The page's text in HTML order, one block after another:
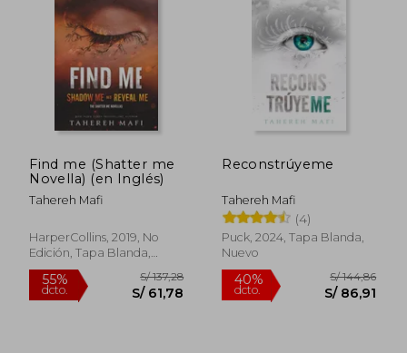
40%
dcto. S/ 66,42
40%
dcto.
Find me (Shatter me
Novella) (en Inglés)
Tahereh Mafi
HarperCollins, 2019, No
Edición, Tapa Blanda,
Nuevo
Reconstrúyeme
Tahereh Mafi
(4)
Puck, 2024, Tapa Blanda,
Nuevo